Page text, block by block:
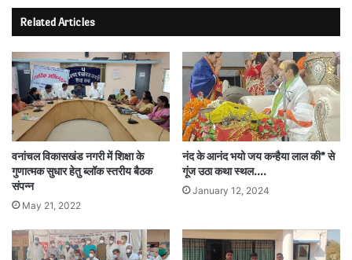
Related Articles
वनांचल विकासखंड नगरी में शिक्षा के
गुणात्मक सुधार हेतु ब्लॉक स्तरीय बैठक
संपन्न
May 21, 2022
नंद के आनंद भयो जय कन्हैया लाल की” से
गूंज उठा कथा स्थल….
January 12, 2024